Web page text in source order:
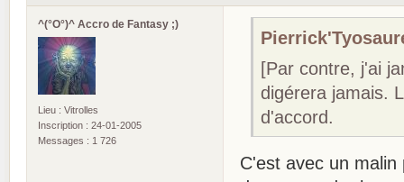
^(°O°)^ Accro de Fantasy ;)
Lieu : Vitrolles
Inscription : 24-01-2005
Messages : 1 726
[Par contre, j'ai
digérera jamais.
d'accord.
C'est avec un